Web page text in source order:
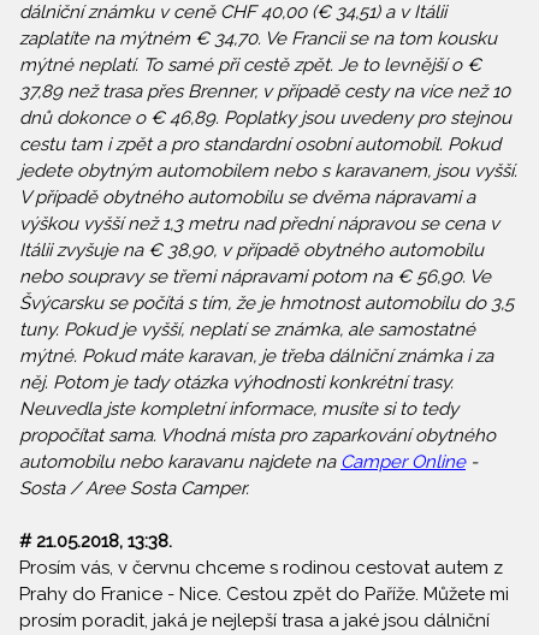
dálniční známku v ceně CHF 40,00 (€ 34,51) a v Itálii
zaplatíte na mýtném € 34,70. Ve Francii se na tom kousku
mýtné neplatí. To samé při cestě zpět. Je to levnější o €
37,89 než trasa přes Brenner, v případě cesty na více než 10
dnů dokonce o € 46,89. Poplatky jsou uvedeny pro stejnou
cestu tam i zpět a pro standardní osobní automobil. Pokud
jedete obytným automobilem nebo s karavanem, jsou vyšší.
V případě obytného automobilu se dvěma nápravami a
výškou vyšší než 1,3 metru nad přední nápravou se cena v
Itálii zvyšuje na € 38,90, v případě obytného automobilu
nebo soupravy se třemi nápravami potom na € 56,90. Ve
Švýcarsku se počítá s tím, že je hmotnost automobilu do 3,5
tuny. Pokud je vyšší, neplatí se známka, ale samostatné
mýtné. Pokud máte karavan, je třeba dálniční známka i za
něj. Potom je tady otázka výhodnosti konkrétní trasy.
Neuvedla jste kompletní informace, musíte si to tedy
propočítat sama. Vhodná místa pro zaparkování obytného
automobilu nebo karavanu najdete na Camper Online-
Sosta / Aree Sosta Camper.
# 21.05.2018, 13:38.
Prosím vás, v červnu chceme s rodinou cestovat autem z
Prahy do Franice - Nice. Cestou zpět do Paříže. Můžete mi
prosím poradit, jaká je nejlepší trasa a jaké jsou dálniční